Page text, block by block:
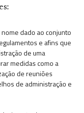
dado ao conjunto
e afins que
de uma
medidas como a
de reuniões
de administração e